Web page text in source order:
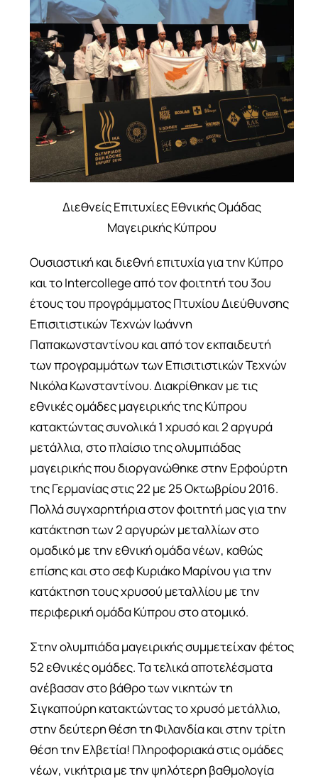
ERASMUS
ΑΝΑΚΑΛΎΨΤΕ
ΕΓΓΡΑΦΕΊΤΕ
Διεθνείς Επιτυχίες Εθνικής Ομάδας
Μαγειρικής Κύπρου
Ουσιαστική και διεθνή επιτυχία για την Κύπρο
και το Intercollege από τον φοιτητή του 3ου
έτους του προγράμματος Πτυχίου Διεύθυνσης
Επισιτιστικών Τεχνών Ιωάννη
Παπακωνσταντίνου και από τον εκπαιδευτή
των προγραμμάτων των Επισιτιστικών Τεχνών
Νικόλα Κωνσταντίνου. Διακρίθηκαν με τις
εθνικές ομάδες μαγειρικής της Κύπρου
κατακτώντας συνολικά 1 χρυσό και 2 αργυρά
μετάλλια, στο πλαίσιο της ολυμπιάδας
μαγειρικής που διοργανώθηκε στην Ερφούρτη
της Γερμανίας στις 22 με 25 Οκτωβρίου 2016.
Πολλά συγχαρητήρια στον φοιτητή μας για την
κατάκτηση των 2 αργυρών μεταλλίων στο
ομαδικό με την εθνική ομάδα νέων, καθώς
επίσης και στο σεφ Κυριάκο Μαρίνου για την
κατάκτηση τους χρυσού μεταλλίου με την
περιφερική ομάδα Κύπρου στο ατομικό.
Στην ολυμπιάδα μαγειρικής συμμετείχαν φέτος
52 εθνικές ομάδες. Τα τελικά αποτελέσματα
ανέβασαν στο βάθρο των νικητών τη
Σιγκαπούρη κατακτώντας το χρυσό μετάλλιο,
στην δεύτερη θέση τη Φιλανδία και στην τρίτη
θέση την Ελβετία! Πληροφοριακά στις ομάδες
νέων, νικήτρια με την ψηλότερη βαθμολογία